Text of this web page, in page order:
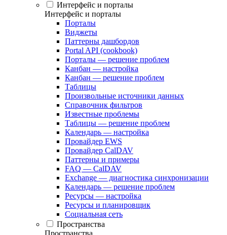
Интерфейс и порталы
Интерфейс и порталы
Порталы
Виджеты
Паттерны дашбордов
Portal API (cookbook)
Порталы — решение проблем
Канбан — настройка
Канбан — решение проблем
Таблицы
Произвольные источники данных
Справочник фильтров
Известные проблемы
Таблицы — решение проблем
Календарь — настройка
Провайдер EWS
Провайдер CalDAV
Паттерны и примеры
FAQ — CalDAV
Exchange — диагностика синхронизации
Календарь — решение проблем
Ресурсы — настройка
Ресурсы и планировщик
Социальная сеть
Пространства
Пространства